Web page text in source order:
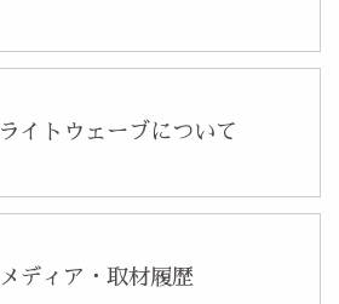
ライトウェーブについて
メディア・取材履歴